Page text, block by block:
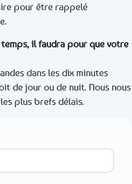
pour être rappelé
il faudra pour que votre
dans les dix minutes
de jour ou de nuit. Nous nous
plus brefs délais.